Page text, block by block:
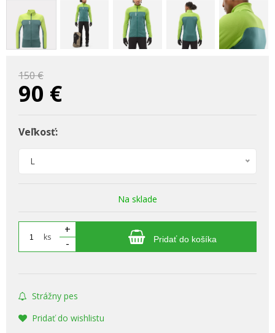
150 €
90 €
Veľkosť:
L
Na sklade
ks
+
-
Pridať do košíka
Strážny pes
Pridať do wishlistu